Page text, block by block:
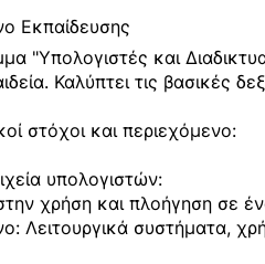
Εκπαίδευσης
"Υπολογιστές και
Καλύπτει τις βασικές
στόχοι και περιεχόμενο:
υπολογιστών:
χρήση και πλοήγηση σε
Λειτουργικά συστήματα,